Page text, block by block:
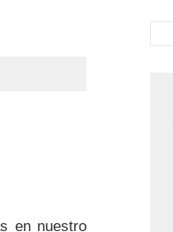
en nuestro